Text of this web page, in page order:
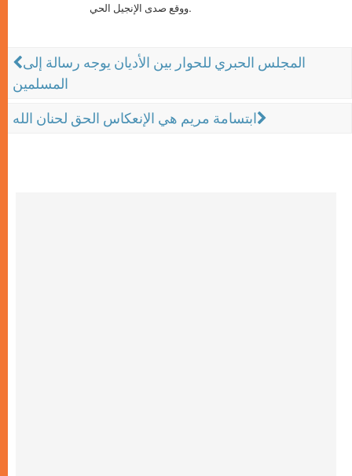
ووقع صدى الإنجيل الحي.
المجلس الحبري للحوار بين الأديان يوجه رسالة إلى
المسلمين
ابتسامة مريم هي الإنعكاس الحق لحنان الله